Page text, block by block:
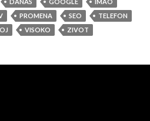
PROMENA SEO
TELEFON
VISOKO ZIVOT